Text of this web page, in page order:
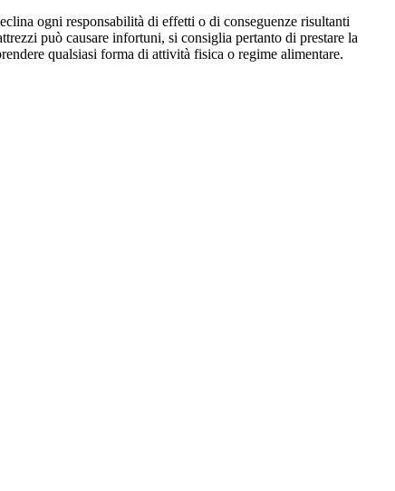
ogni responsabilità di effetti o di conseguenze risultanti
può causare infortuni, si consiglia pertanto di prestare la
qualsiasi forma di attività fisica o regime alimentare.